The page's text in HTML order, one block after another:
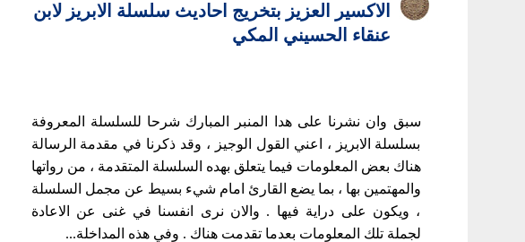
الاكسير العزيز بتخريج احاديث سلسلة الابريز لابن
عنقاء الحسيني المكي
سبق وان نشرنا على هدا المنبر المبارك شرحا للسلسلة المعروفة
بسلسلة الابريز ، اعني القول الوجيز ، وقد ذكرنا في مقدمة الرسالة
هناك بعض المعلومات فيما يتعلق بهده السلسلة المتقدمة ، من رواتها
والمهتمين بها ، بما يضع القارئ امام شيء بسيط عن مجمل السلسلة
، ويكون على دراية فيها . والان نرى انفسنا في غنى عن الاعادة
لجملة تلك المعلومات بعدما تقدمت هناك . وفي هذه المداخلة...